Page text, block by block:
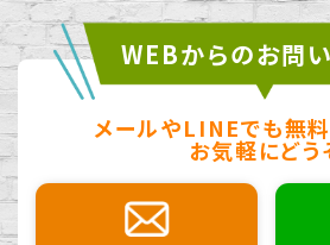
WEBからのお問
メールやLINEでも無料
お気軽にどう